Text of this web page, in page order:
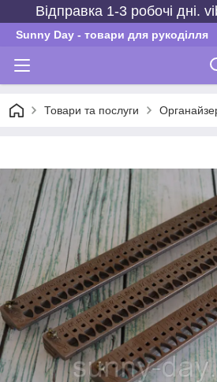
Відправка 1-3 робочі дні.
Sunny Day - товари для рукоділля
Товари та послуги